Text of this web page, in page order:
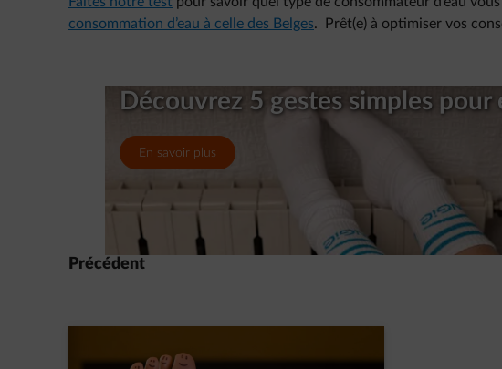
consommation d’eau à celle des Belges. Prêt(e) à optimiser vos
Découvrez 5 gestes simples pour
En savoir plus
Précédent